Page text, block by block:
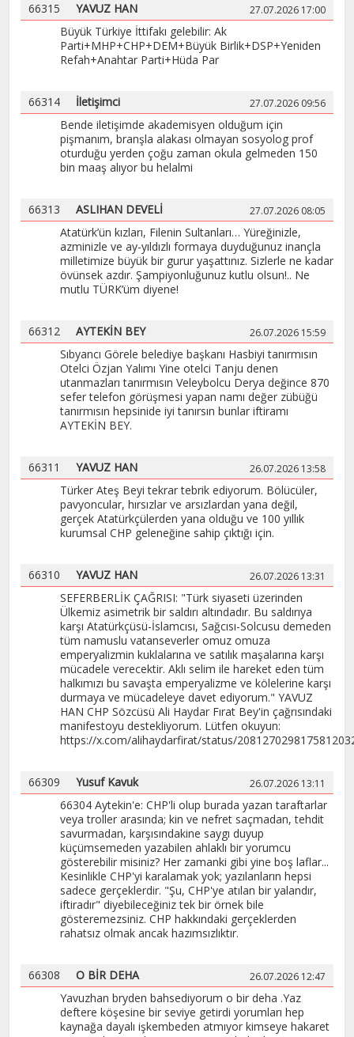
66315 YAVUZ HAN 27.07.2026 17:00
Büyük Türkiye İttifakı gelebilir: Ak
Parti+MHP+CHP+DEM+Büyük Birlik+DSP+Yeniden
Refah+Anahtar Parti+Hüda Par
66314 İletişimci 27.07.2026 09:56
Bende iletişimde akademisyen olduğum için
pişmanım, branşla alakası olmayan sosyolog prof
oturduğu yerden çoğu zaman okula gelmeden 150
bin maaş alıyor bu helalmi
66313 ASLIHAN DEVELİ 27.07.2026 08:05
Atatürk’ün kızları, Filenin Sultanları… Yüreğinizle,
azminizle ve ay-yıldızlı formaya duyduğunuz inançla
milletimize büyük bir gurur yaşattınız. Sizlerle ne kadar
övünsek azdır. Şampiyonluğunuz kutlu olsun!.. Ne
mutlu TÜRK’üm diyene!
66312 AYTEKİN BEY 26.07.2026 15:59
Sıbyancı Görele belediye başkanı Hasbiyi tanırmısın
Otelci Özjan Yalımı Yine otelci Tanju denen
utanmazları tanırmısın Veleybolcu Derya değince 870
sefer telefon görüşmesi yapan namı değer zübüğü
tanırmısın hepsinide iyi tanırsın bunlar iftiramı
AYTEKİN BEY.
66311 YAVUZ HAN 26.07.2026 13:58
Türker Ateş Beyi tekrar tebrik ediyorum. Bölücüler,
pavyoncular, hırsızlar ve arsızlardan yana değil,
gerçek Atatürkçülerden yana olduğu ve 100 yıllık
kurumsal CHP geleneğine sahip çıktığı için.
66310 YAVUZ HAN 26.07.2026 13:31
SEFERBERLİK ÇAĞRISI: "Türk siyaseti üzerinden
Ülkemiz asimetrik bir saldırı altındadır. Bu saldırıya
karşı Atatürkçüsü-İslamcısı, Sağcısı-Solcusu demeden
tüm namuslu vatanseverler omuz omuza
emperyalizmin kuklalarına ve satılık maşalarına karşı
mücadele verecektir. Aklı selim ile hareket eden tüm
halkımızı bu savaşta emperyalizme ve kölelerine karşı
durmaya ve mücadeleye davet ediyorum." YAVUZ
HAN CHP Sözcüsü Ali Haydar Fırat Bey'in çağrısındaki
manifestoyu destekliyorum. Lütfen okuyun:
https://x.com/alihaydarfirat/status/
66309 Yusuf Kavuk 26.07.2026 13:11
66304 Aytekin'e: CHP'li olup burada yazan taraftarlar
veya troller arasında; kin ve nefret saçmadan, tehdit
savurmadan, karşısındakine saygı duyup
küçümsemeden yazabilen ahlaklı bir yorumcu
gösterebilir misiniz? Her zamanki gibi yine boş laflar... ​
Kesinlikle CHP'yi karalamak yok; yazılanların hepsi
sadece gerçeklerdir. "Şu, CHP'ye atılan bir yalandır,
iftiradır" diyebileceğiniz tek bir örnek bile
gösteremezsiniz. CHP hakkındaki gerçeklerden
rahatsız olmak ancak hazımsızlıktır.
66308 O BİR DEHA 26.07.2026 12:47
Yavuzhan bryden bahsediyorum o bir deha .Yaz
deftere köşesine bir seviye getirdi yorumları hep
kaynağa dayalı işkembeden atmıyor kimseye hakaret